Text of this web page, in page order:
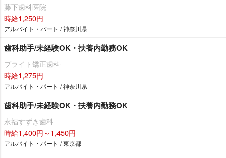
藤下歯科医院
時給1,250円
アルバイト・パート / 神奈川県
歯科助手/未経験OK・扶養内勤務OK
ブライト矯正歯科
時給1,275円
アルバイト・パート / 神奈川県
歯科助手/未経験OK・扶養内勤務OK
永福すずき歯科
時給1,400円～1,450円
アルバイト・パート / 東京都